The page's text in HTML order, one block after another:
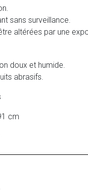
sans surveillance.
altérées par une
doux et humide.
abrasifs.
cm